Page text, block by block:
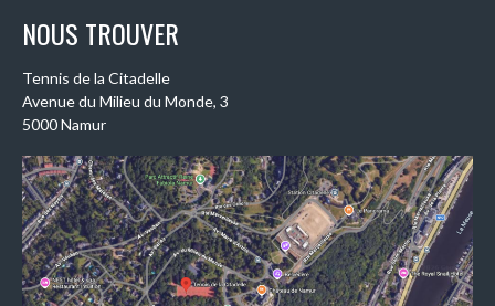
ARTICLES
NOUS TROUVER
Tennis de la Citadelle
Avenue du Milieu du Monde, 3
5000 Namur